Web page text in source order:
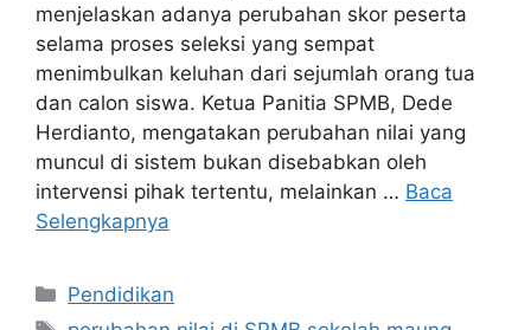
menjelaskan adanya perubahan skor peserta
selama proses seleksi yang sempat
menimbulkan keluhan dari sejumlah orang tua
dan calon siswa. Ketua Panitia SPMB, Dede
Herdianto, mengatakan perubahan nilai yang
muncul di sistem bukan disebabkan oleh
intervensi pihak tertentu, melainkan … Baca
Selengkapnya
Kategori
Pendidikan
Tag